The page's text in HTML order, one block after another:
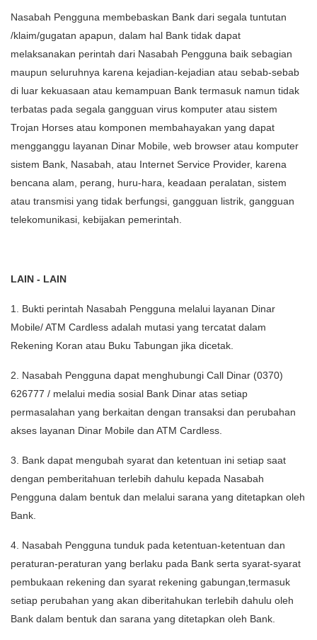
Nasabah Pengguna membebaskan Bank dari segala tuntutan
/klaim/gugatan apapun, dalam hal Bank tidak dapat
melaksanakan perintah dari Nasabah Pengguna baik sebagian
maupun seluruhnya karena kejadian-kejadian atau sebab-sebab
di luar kekuasaan atau kemampuan Bank termasuk namun tidak
terbatas pada segala gangguan virus komputer atau sistem
Trojan Horses atau komponen membahayakan yang dapat
mengganggu layanan Dinar Mobile, web browser atau komputer
sistem Bank, Nasabah, atau Internet Service Provider, karena
bencana alam, perang, huru-hara, keadaan peralatan, sistem
atau transmisi yang tidak berfungsi, gangguan listrik, gangguan
telekomunikasi, kebijakan pemerintah.
LAIN - LAIN
1. Bukti perintah Nasabah Pengguna melalui layanan Dinar
Mobile/ ATM Cardless adalah mutasi yang tercatat dalam
Rekening Koran atau Buku Tabungan jika dicetak.
2. Nasabah Pengguna dapat menghubungi Call Dinar (0370)
626777 / melalui media sosial Bank Dinar atas setiap
permasalahan yang berkaitan dengan transaksi dan perubahan
akses layanan Dinar Mobile dan ATM Cardless.
3. Bank dapat mengubah syarat dan ketentuan ini setiap saat
dengan pemberitahuan terlebih dahulu kepada Nasabah
Pengguna dalam bentuk dan melalui sarana yang ditetapkan oleh
Bank.
4. Nasabah Pengguna tunduk pada ketentuan-ketentuan dan
peraturan-peraturan yang berlaku pada Bank serta syarat-syarat
pembukaan rekening dan syarat rekening gabungan,termasuk
setiap perubahan yang akan diberitahukan terlebih dahulu oleh
Bank dalam bentuk dan sarana yang ditetapkan oleh Bank.